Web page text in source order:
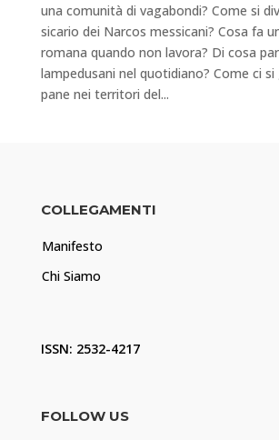
una comunità di vagabondi? Come si
sicario dei Narcos messicani? Cosa fa
romana quando non lavora? Di cosa
lampedusani nel quotidiano? Come ci si
pane nei territori del...
COLLEGAMENTI
Manifesto
Chi Siamo
ISSN: 2532-4217
FOLLOW US